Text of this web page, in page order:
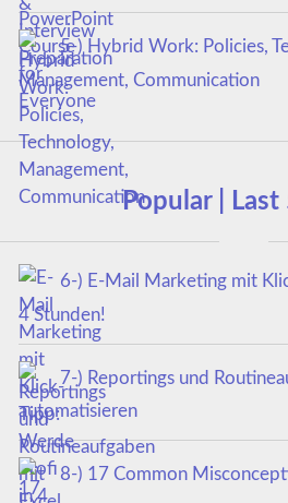
5-) Hybrid Work: Policies,
Management, Communication
Popular | Last
6-) E-Mail Marketing mit
4 Stunden!
7-) Reportings und
automatisieren
8-) 17 Common